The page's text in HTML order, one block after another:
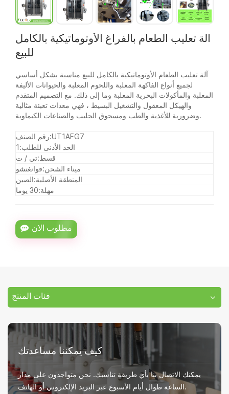
آلة تعليب الطعام بالفراغ الأوتوماتيكية بالكامل
للبيع
آلة تعليب الطعام الأوتوماتيكية بالكامل للبيع مناسبة بشكل أساسي
لجميع أنواع الفاكهة المعلبة واللحوم المعلبة والحيوانات الأليفة
المعلبة والمأكولات البحرية المعلبة وما إلى ذلك. مع التصميم المتقدم
والهيكل المعقول والتشغيل البسيط ، فهي معدات تعبئة مثالية
وضرورية للأغذية والطب ومسحوق الحليب والصناعات الكيماوية.
رقم الصنف:UT1AFG7
الحد الأدنى للطلب:1
قسط:تي / ت
ميناء الشحن:قوانغتشو
المنطقة الأصلية:الصين
مهلة:30 يوما
مطلوب الان
فئات المنتج
كيف يمكننا مساعدتك
يمكنك الاتصال بنا بأي طريقة تناسبك. نحن متواجدون على مدار
الساعة طوال أيام الأسبوع عبر البريد الإلكتروني أو الهاتف.